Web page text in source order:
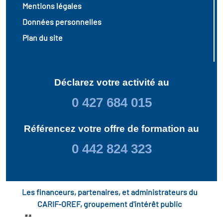
Mentions légales
Données personnelles
Plan du site
Déclarez votre activité au
0 427 684 015
Référencez votre offre de formation au
0 442 824 323
Les financeurs, partenaires, et administrateurs du
CARIF-OREF, groupement d'intérêt public